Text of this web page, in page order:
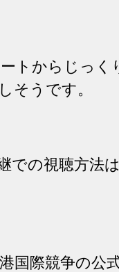
トからじっく
そうです。
での視聴方法
国際競争の公